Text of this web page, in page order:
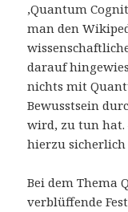
‚Quantum
man den
darauf
nichts mit
Bewusstsein
wird, zu tun hat.
hierzu sicherlich
Bei dem Thema
verblüffende